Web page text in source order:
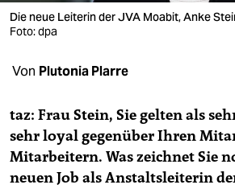
verlag
veranstaltungen
fragen & hilfe
unterstützen
Die neue Leiterin der JVA Moabit, Anke
Foto: dpa
Von Plutonia Plarre
taz: Frau Stein, Sie gelten als
sehr loyal gegenüber Ihren
Mitarbeitern. Was zeichnet Sie
neuen Job als Anstaltsleiterin